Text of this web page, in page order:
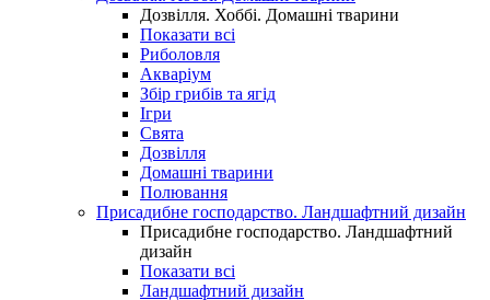
Дозвілля. Хоббі. Домашні тварини
Показати всі
Риболовля
Акваріум
Збір грибів та ягід
Ігри
Свята
Дозвілля
Домашні тварини
Полювання
Присадибне господарство. Ландшафтний дизайн
Присадибне господарство. Ландшафтний
дизайн
Показати всі
Ландшафтний дизайн